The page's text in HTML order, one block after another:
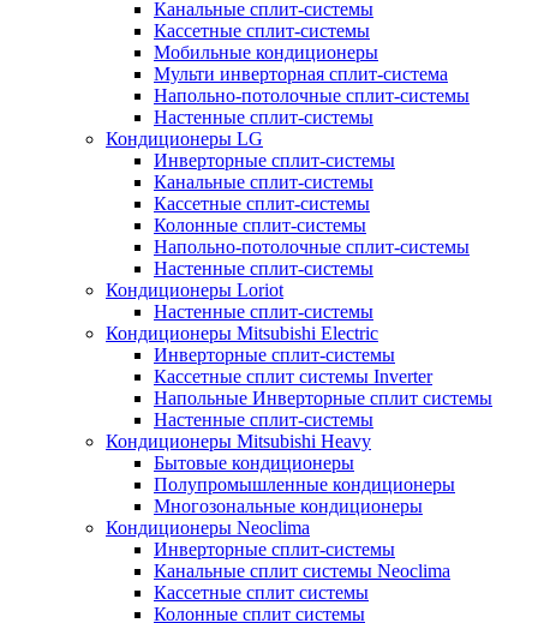
Канальные сплит-системы
Кассетные сплит-системы
Мобильные кондиционеры
Мульти инверторная сплит-система
Напольно-потолочные сплит-системы
Настенные сплит-системы
Кондиционеры LG
Инверторные сплит-системы
Канальные сплит-системы
Кассетные сплит-системы
Колонные сплит-системы
Напольно-потолочные сплит-системы
Настенные сплит-системы
Кондиционеры Loriot
Настенные сплит-системы
Кондиционеры Mitsubishi Electric
Инверторные сплит-системы
Кассетные сплит системы Inverter
Напольные Инверторные сплит системы
Настенные сплит-системы
Кондиционеры Mitsubishi Heavy
Бытовые кондиционеры
Полупромышленные кондиционеры
Многозональные кондиционеры
Кондиционеры Neoclima
Инверторные сплит-системы
Канальные сплит системы Neoclima
Кассетные сплит системы
Колонные сплит системы